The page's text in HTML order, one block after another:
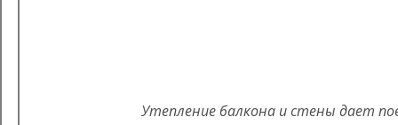
Утепление балкона и стены дает